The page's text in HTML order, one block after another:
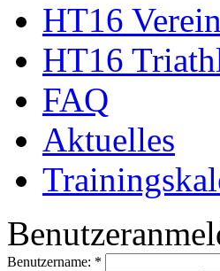
HT16 Verein
HT16
FAQ
Aktuelles
Benutzername: *